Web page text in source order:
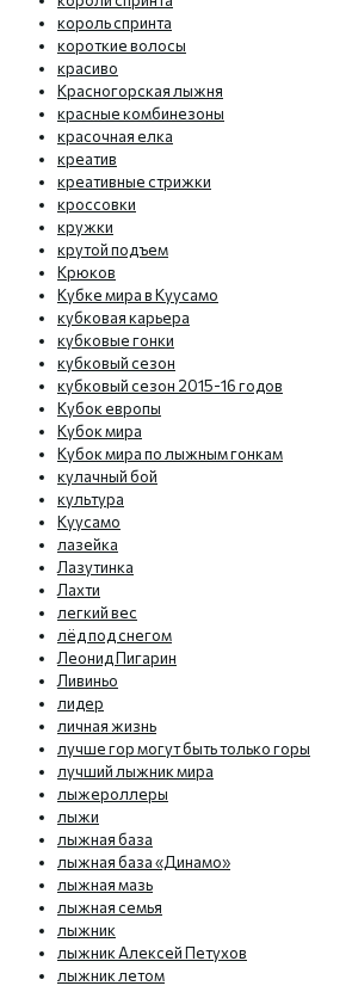
король спринта
короткие волосы
красиво
Красногорская лыжня
красные комбинезоны
красочная елка
креатив
креативные стрижки
кроссовки
кружки
крутой подъем
Крюков
Кубке мира в Куусамо
кубковая карьера
кубковые гонки
кубковый сезон
кубковый сезон 2015-16 годов
Кубок европы
Кубок мира
Кубок мира по лыжным гонкам
кулачный бой
культура
Куусамо
лазейка
Лазутинка
Лахти
легкий вес
лёд под снегом
Леонид Пигарин
Ливиньо
лидер
личная жизнь
лучше гор могут быть только горы
лучший лыжник мира
лыжероллеры
лыжи
лыжная база
лыжная база «Динамо»
лыжная мазь
лыжная семья
лыжник
лыжник Алексей Петухов
лыжник летом